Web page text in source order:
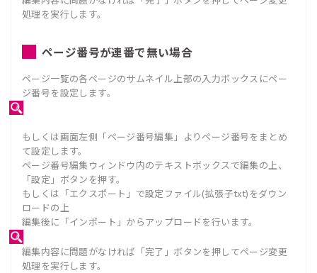
処理を実行します。
ページ番号が連番で無い場合
ページ一覧の各ページのサムネイル上部の入力ボックスにペー
ジ番号を設定します。
もしくは画面左側「ページ番号編集」よりページ番号をまとめ
て設定します。
ページ番号編集ウィンドウ内のテキストボックスで編集の上、
「設定」ボタンを押す。
もしくは「エクスポート」で設定ファイル(拡張子txt)をダウン
ロードの上
編集後に「インポート」からアップロードを行います。
編集内容に問題がなければ「完了」ボタンを押してページ変更
処理を実行します。